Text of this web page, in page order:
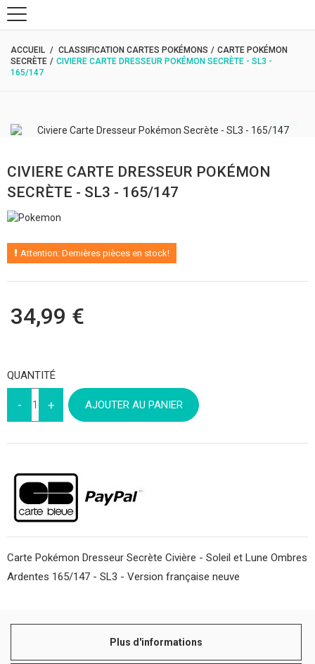
ACCUEIL / CLASSIFICATION CARTES POKÉMONS / CARTE POKÉMON
SECRÈTE /
CIVIERE CARTE DRESSEUR POKÉMON SECRÈTE - SL3 -
165/147
CIVIERE CARTE DRESSEUR POKÉMON
SECRÈTE - SL3 - 165/147
Attention: Dernières pièces en stock!
34,99 €
QUANTITÉ
AJOUTER AU PANIER
Carte Pokémon Dresseur Secrète Civière - Soleil et Lune Ombres
Ardentes 165/147 - SL3 - Version française neuve
Plus d'informations